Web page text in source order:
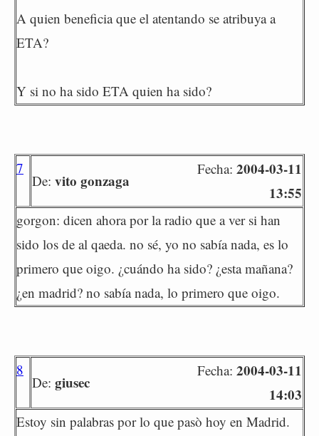
A quien beneficia que el atentando se atribuya a
ETA?
Y si no ha sido ETA quien ha sido?
7
De: vito gonzaga
Fecha: 2004-03-11
13:55
gorgon: dicen ahora por la radio que a ver si han
sido los de al qaeda. no sé, yo no sabía nada, es lo
primero que oigo. ¿cuándo ha sido? ¿esta mañana?
¿en madrid? no sabía nada, lo primero que oigo.
8
De: giusec
Fecha: 2004-03-11
14:03
Estoy sin palabras por lo que pasò hoy en Madrid.